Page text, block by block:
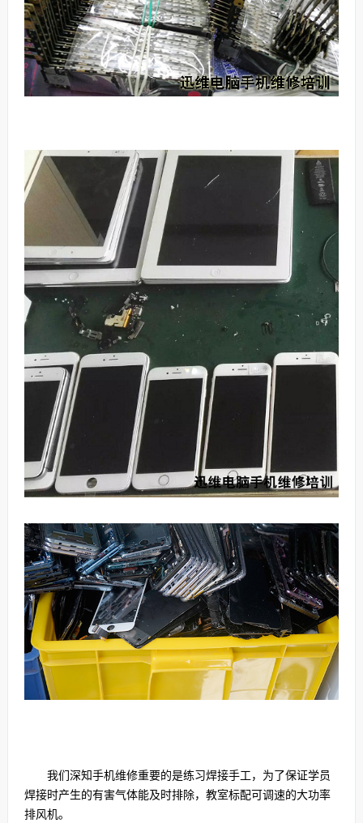
我们深知手机维修重要的是练习焊接手工，为了保证学员
焊接时产生的有害气体能及时排除，教室标配可调速的大功率
排风机。